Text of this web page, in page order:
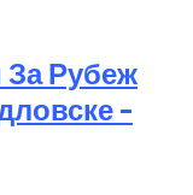
За Рубеж
–